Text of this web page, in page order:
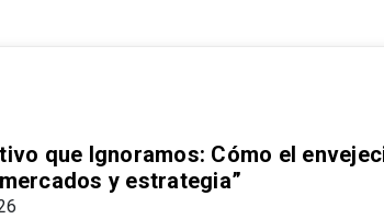
que Ignoramos: Cómo el
y estrategia”